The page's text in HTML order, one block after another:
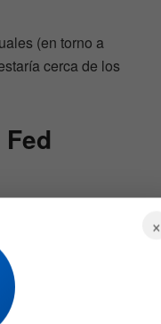
(en torno a
cerca de los
concreta:
tipos, lo
tipos más
Por eso un dato
×